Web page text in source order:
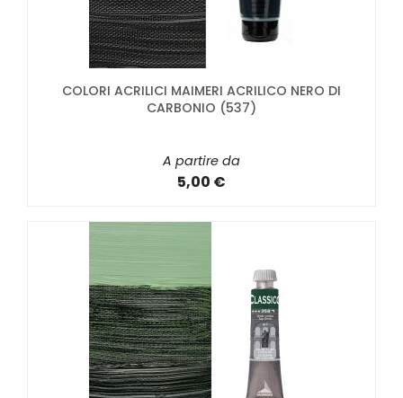
COLORI ACRILICI MAIMERI ACRILICO NERO DI
CARBONIO (537)
A partire da
5,00 €